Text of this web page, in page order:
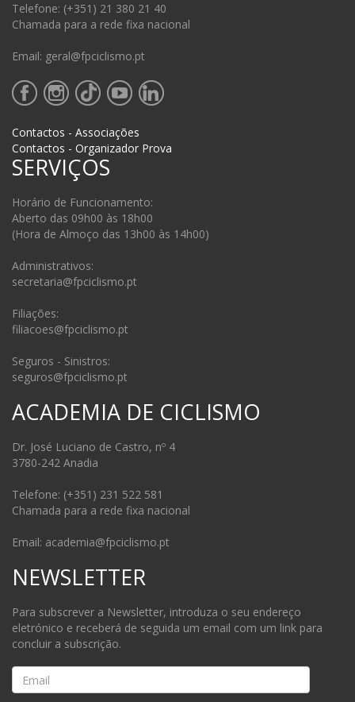
Telefone: (+351) 21 380 21 40
Chamada para a rede fixa nacional
Email: geral@fpciclismo.pt
Contactos - Associações
Contactos - Organizador Prova
SERVIÇOS
Horário de Funcionamento:
Aberto das 09h00 às 18h00
(Hora de Almoço das 13h00 às 14h00)
Administrativos:
secretaria@fpciclismo.pt
Filiações:
filiacoes@fpciclismo.pt
Seguros - Sinistros:
seguros@fpciclismo.pt
ACADEMIA DE CICLISMO
Dr. José Luciano de Castro, nº 4
3780-242 Anadia
Telefone: (+351) 231 522 581
Chamada para a rede fixa nacional
Email: academia@fpciclismo.pt
NEWSLETTER
Para subscrever a Newsletter, introduza o seu endereço
eletrónico e receberá de seguida um email com um link para
concluir a subscrição.
Email